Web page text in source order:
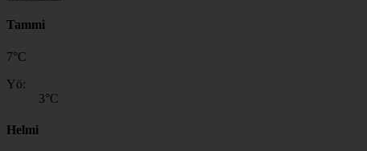
Tammi
7°C
Yö:
3°C
Helmi